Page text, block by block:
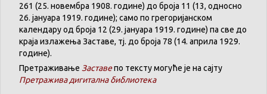
261 (25. новембра 1908. године) до броја 11 (13, односно
26. јануара 1919. године); само по грегоријанском
календаруод броја 12 (29. јануара 1919. године) па све до
краја излажења Заставе, тј. до броја 78 (14. априла 1929.
године).
Претраживање Заставепо тексту могуће је на сајту
Претражива дигитална библиотека